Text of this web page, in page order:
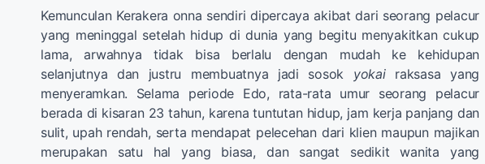
Kemunculan Kerakera onna sendiri dipercaya akibat dari seorang pelacur
yang meninggal setelah hidup di dunia yang begitu menyakitkan cukup
lama, arwahnya tidak bisa berlalu dengan mudah ke kehidupan
selanjutnya dan justru membuatnya jadi sosok yokairaksasa yang
menyeramkan. Selama periode Edo, rata-rata umur seorang pelacur
berada di kisaran 23 tahun, karena tuntutan hidup, jam kerja panjang dan
sulit, upah rendah, serta mendapat pelecehan dari klien maupun majikan
merupakan satu hal yang biasa, dan sangat sedikit wanita yang